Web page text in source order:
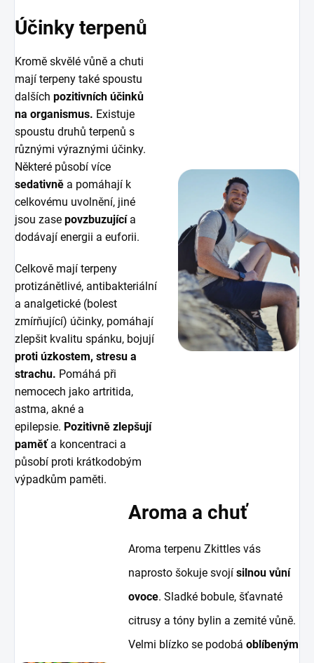
Účinky terpenů
Kromě skvělé vůně a chuti
mají terpeny také spoustu
dalších pozitivních účinků
na organismus. Existuje
spoustu druhů terpenů s
různými výraznými účinky.
Některé působí více
sedativně a pomáhají k
celkovému uvolnění, jiné
jsou zase povzbuzujícía
dodávají energii a euforii.
Celkově mají terpeny
protizánětlivé, antibakteriální
a analgetické (bolest
zmírňující) účinky, pomáhají
zlepšit kvalitu spánku, bojují
proti úzkostem, stresu a
strachu. Pomáhá při
nemocech jako artritida,
astma, akné a
epilepsie. Pozitivně zlepšují
paměťa koncentraci a
působí proti krátkodobým
výpadkům paměti.
Aroma a chuť
Aroma terpenu Zkittles vás
naprosto šokuje svojí silnou vůní
ovoce. Sladké bobule, šťavnaté
citrusy a tóny bylin a zemité vůně.
Velmi blízko se podobáoblíbeným